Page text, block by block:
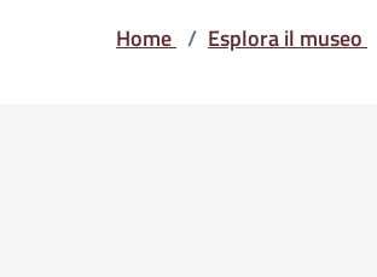
Home / Esplora il museo